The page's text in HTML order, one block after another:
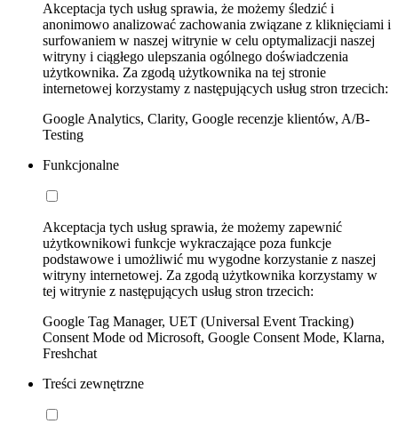
Akceptacja tych usług sprawia, że możemy śledzić i
anonimowo analizować zachowania związane z kliknięciami i
surfowaniem w naszej witrynie w celu optymalizacji naszej
witryny i ciągłego ulepszania ogólnego doświadczenia
użytkownika. Za zgodą użytkownika na tej stronie
internetowej korzystamy z następujących usług stron trzecich:
Google Analytics, Clarity, Google recenzje klientów, A/B-
Testing
Funkcjonalne
Akceptacja tych usług sprawia, że możemy zapewnić
użytkownikowi funkcje wykraczające poza funkcje
podstawowe i umożliwić mu wygodne korzystanie z naszej
witryny internetowej. Za zgodą użytkownika korzystamy w
tej witrynie z następujących usług stron trzecich:
Google Tag Manager, UET (Universal Event Tracking)
Consent Mode od Microsoft, Google Consent Mode, Klarna,
Freshchat
Treści zewnętrzne